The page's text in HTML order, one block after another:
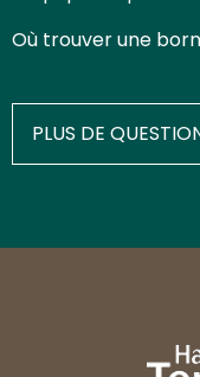
Où trouver une
PLUS DE